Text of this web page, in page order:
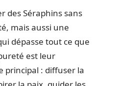
des Séraphins sans
mais aussi une
dépasse tout ce que
est leur
principal : diffuser la